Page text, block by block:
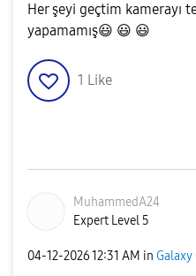
Her şeyi geçtim kamerayı
yapamamış😃 😃 😃
1 Like
MuhammedA24
Expert Level 5
‎04-12-202612:31 AM in Galaxy